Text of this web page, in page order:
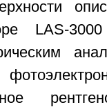
LAS-